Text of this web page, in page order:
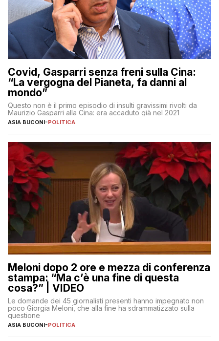
Covid, Gasparri senza freni sulla Cina:
“La vergogna del Pianeta, fa danni al
mondo”
Questo non è il primo episodio di insulti gravissimi rivolti da
Maurizio Gasparri alla Cina: era accaduto già nel 2021
ASIA BUCONI-POLITICA
Meloni dopo 2 ore e mezza di conferenza
stampa: “Ma c’è una fine di questa
cosa?” | VIDEO
Le domande dei 45 giornalisti presenti hanno impegnato non
poco Giorgia Meloni, che alla fine ha sdrammatizzato sulla
questione
ASIA BUCONI-POLITICA